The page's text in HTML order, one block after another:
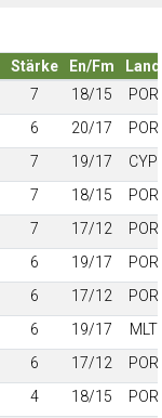
Stärke En/Fm
Land
7 18/15
POR
6 20/17 POR
7 19/17
CYP
7 18/15
POR
7 17/12
POR
6 19/17
POR
6 17/12
POR
6 19/17
MLT
6 17/12
POR
4 18/15
POR